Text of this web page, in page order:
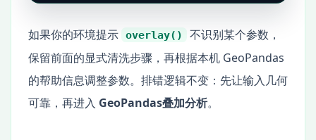
如果你的环境提示 overlay()
不识别某个参数，
保留前面的显式清洗步骤，再根据本机 GeoPandas
的帮助信息调整参数。排错逻辑不变：先让输入几何
可靠，再进入 GeoPandas叠加分析。